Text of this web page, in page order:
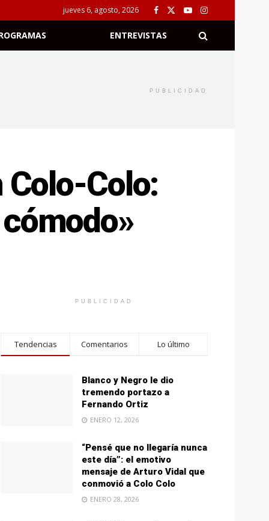
jueves 6, agosto, 2026
ENTREVISTAS
PUBLICIDAD
Colo-Colo:
PUBLICIDAD
Tendencias Comentarios Lo último
Blanco y Negro le dio
tremendo portazo a
Fernando Ortiz
ENERO 12, 2026
“Pensé que no llegaría nunca
este día”: el emotivo
mensaje de Arturo Vidal que
conmovió a Colo Colo
ENERO 28, 2026